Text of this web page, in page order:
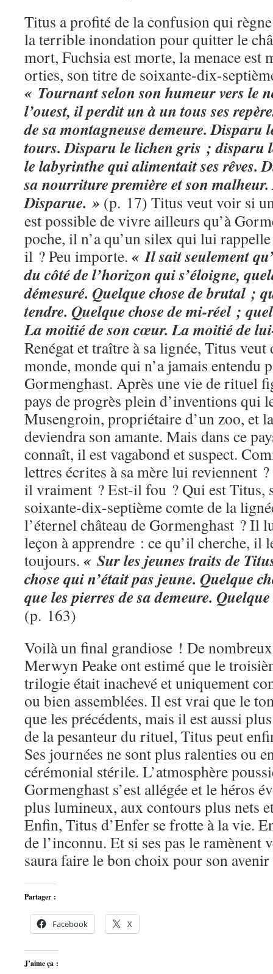
Titus a profité de la confusion qui
la terrible inondation pour quitter le
mort, Fuchsia est morte, la menace est
orties, son titre de soixante-dix-
« Tournant selon son humeur vers le
l’ouest, il perdit un à un tous ses
de sa montagneuse demeure. Disparu
tours. Disparu le lichen gris ; disparu
le labyrinthe qui alimentait ses rêves.
sa nourriture première et son
Disparue. » (p. 17) Titus veut voir si
est possible de vivre ailleurs qu’à
poche, il n’a qu’un silex qui lui
il ? Peu importe. « Il sait seulement
du côté de l’horizon qui s’éloigne,
démesuré. Quelque chose de brutal ;
tendre. Quelque chose de mi-réel ;
La moitié de son cœur. La moitié de
Renégat et traître à sa lignée, Titus
monde, monde qui n’a jamais entendu
Gormenghast. Après une vie de rituel
pays de progrès plein d’inventions qui
Musengroin, propriétaire d’un zoo, et
deviendra son amante. Mais dans ce
connaît, il est vagabond et suspect.
lettres écrites à sa mère lui reviennent
il vraiment ? Est-il fou ? Qui est Titus,
soixante-dix-septième comte de la
l’éternel château de Gormenghast ? Il
leçon à apprendre : ce qu’il cherche, il
toujours. « Sur les jeunes traits de
chose qui n’était pas jeune. Quelque
que les pierres de sa demeure.
(p. 163)
Voilà un final grandiose ! De
Merwyn Peake ont estimé que le
trilogie était inachevé et uniquement
ou bien assemblées. Il est vrai que le
que les précédents, mais il est aussi
de la pesanteur du rituel, Titus peut
Ses journées ne sont plus ralenties ou
cérémonial stérile. L’atmosphère
Gormenghast s’est allégée et le héros
plus lumineux, aux contours plus nets
Enfin, Titus d’Enfer se frotte à la vie.
de l’inconnu. Et si ses pas le ramènent
saura faire le bon choix pour son
Partager :
Facebook X
J’aime ça :